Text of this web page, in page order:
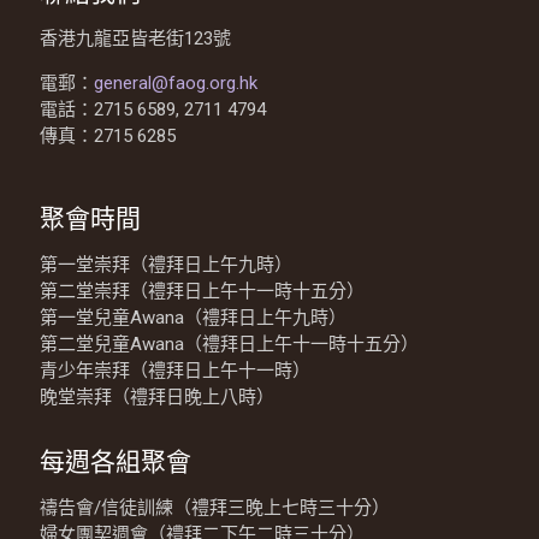
香港九龍亞皆老街123號
電郵： general@faog.org.hk
電話：2715 6589, 2711 4794
傳真：2715 6285
聚會時間
第一堂崇拜（禮拜日上午九時）
第二堂崇拜（禮拜日上午十一時十五分）
第一堂兒童Awana（禮拜日上午九時）
第二堂兒童Awana（禮拜日上午十一時十五分）
青少年崇拜（禮拜日上午十一時）
晚堂崇拜（禮拜日晚上八時）
每週各組聚會
禱告會/信徒訓練（禮拜三晚上七時三十分）
婦女團契週會（禮拜二下午二時三十分）